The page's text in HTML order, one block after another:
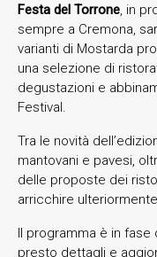
Festa del Torrone, in
sempre a Cremona,
varianti di Mostarda
una selezione di
degustazioni e
Festival.
Tra le novità
mantovani e pavesi,
delle proposte dei
arricchire
Il programma è in
presto dettagli e